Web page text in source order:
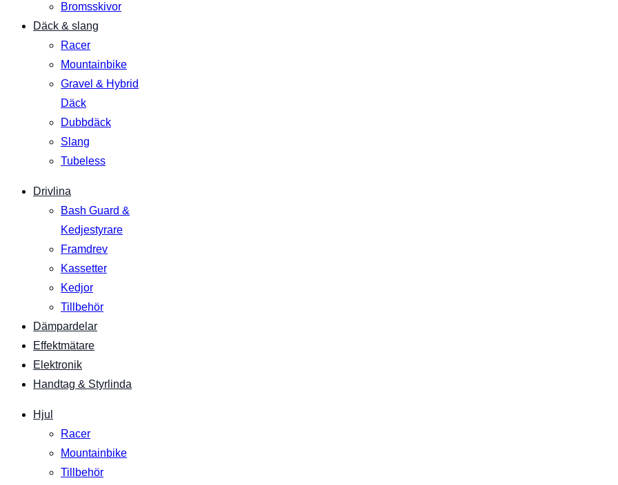
Bromsskivor
Däck & slang
Racer
Mountainbike
Gravel & Hybrid
Däck
Dubbdäck
Slang
Tubeless
Drivlina
Bash Guard &
Kedjestyrare
Framdrev
Kassetter
Kedjor
Tillbehör
Dämpardelar
Effektmätare
Elektronik
Handtag & Styrlinda
Hjul
Racer
Mountainbike
Tillbehör